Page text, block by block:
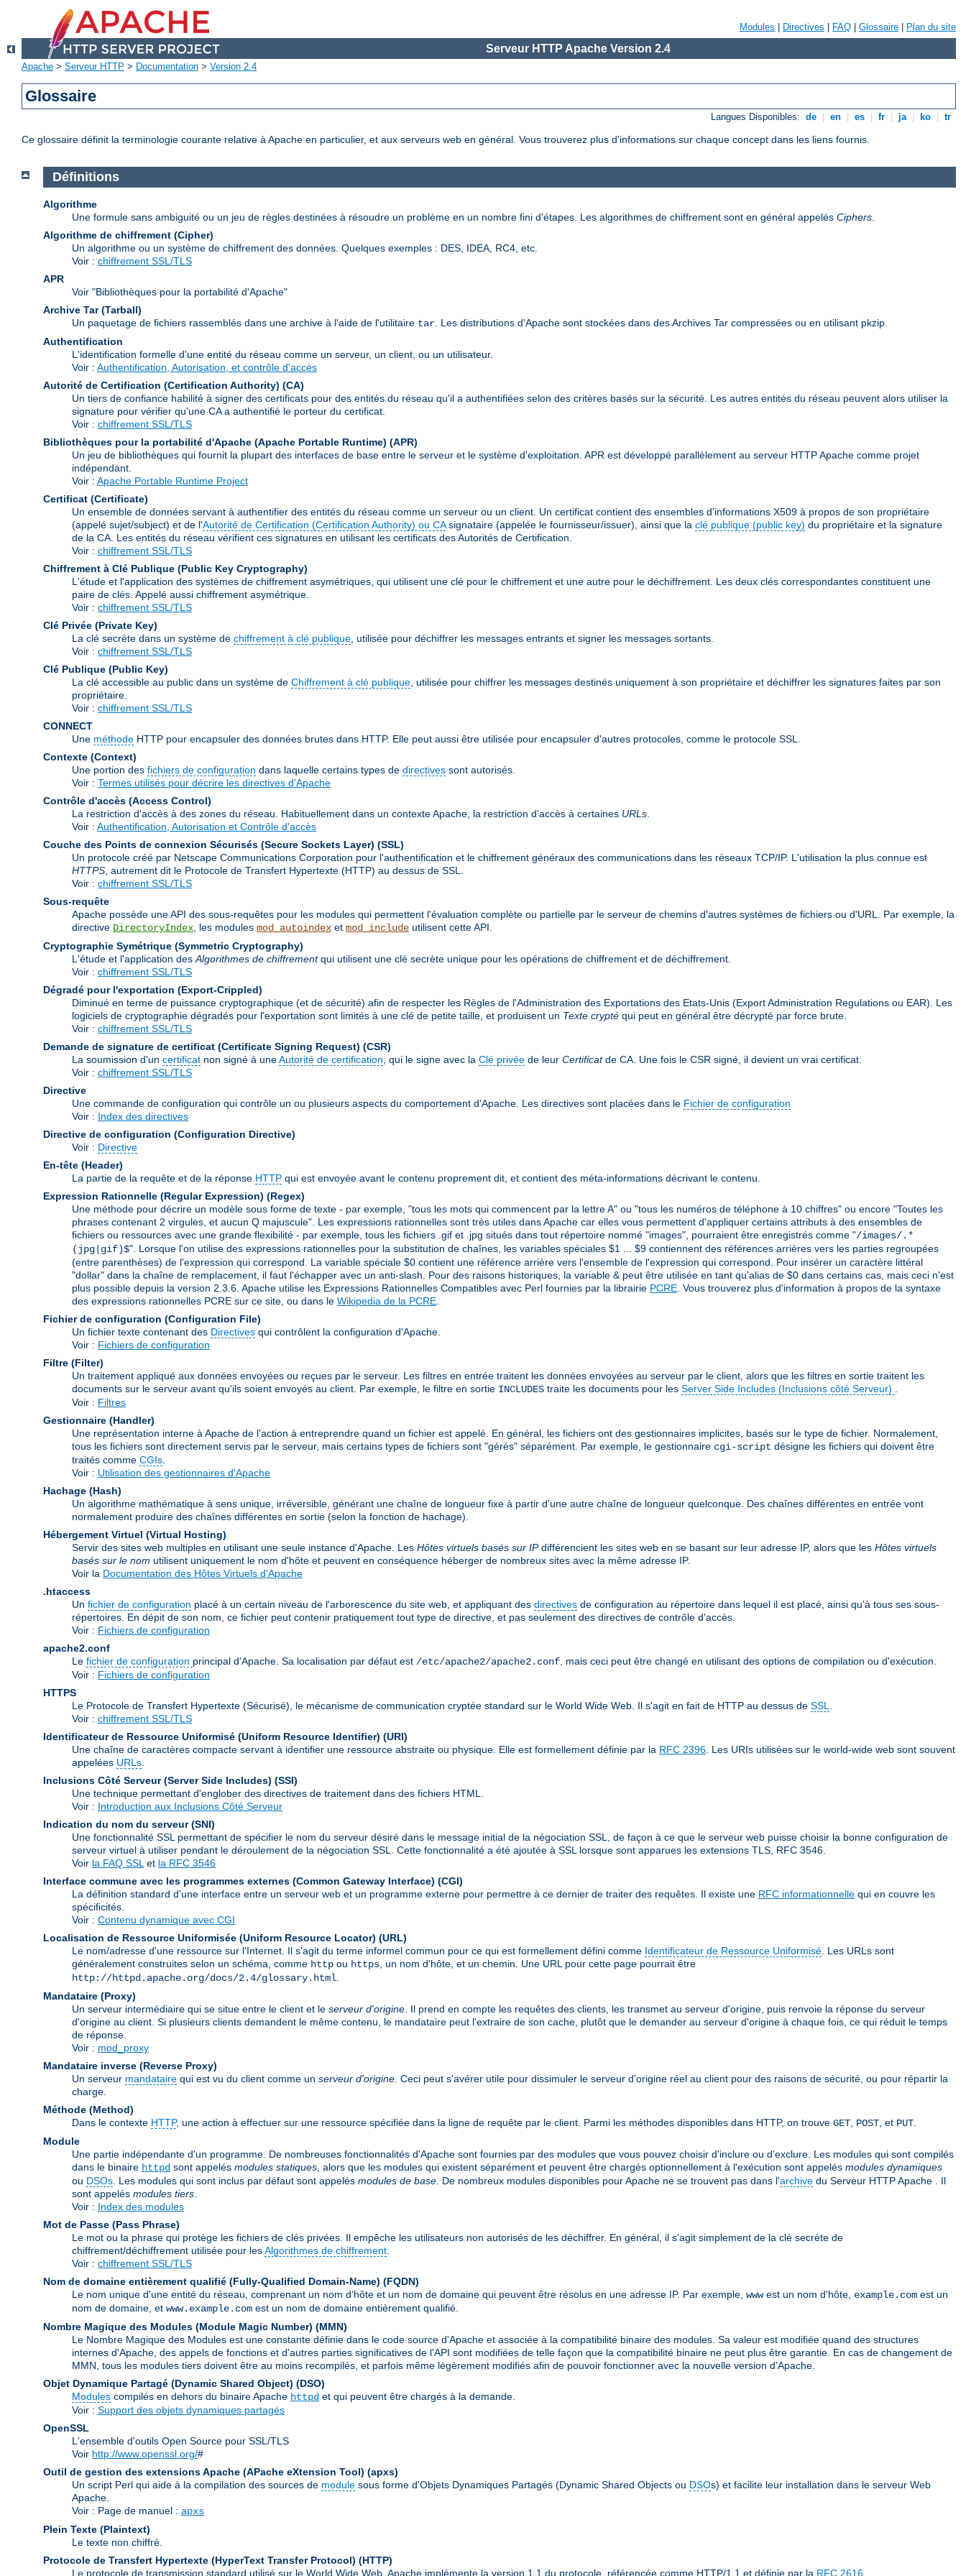
Modules Directives FAQ Glossaire Plan du site
Serveur HTTP Apache Version 2.4
Apache > Serveur HTTP > Documentation > Version 2.4
Glossaire
Langues Disponibles: de en es fr ja ko tr
Ce glossaire définit la terminologie courante relative à Apache en particulier, et aux serveurs web en général. Vous trouverez plus d'informations sur chaque concept dans les liens fournis.
Définitions
Algorithme
Une formule sans ambiguité ou un jeu de règles destinées à résoudre un problème en un nombre fini d'étapes. Les algorithmes de chiffrement sont en général appelés Ciphers
Algorithme de chiffrement (Cipher)
Un algorithme ou un système de chiffrement des données. Quelques exemples : DES, IDEA, RC4, etc.
Voir : chiffrement SSL/TLS
APR
Voir "Bibliothèques pour la portabilité d'Apache"
Archive Tar (Tarball)
Un paquetage de fichiers rassemblés dans une archive à l'aide de l'utilitaire tar . Les distributions d'Apache sont stockées dans des Archives Tar compressées ou en utilisant pkzip.
Authentification
L'identification formelle d'une entité du réseau comme un serveur, un client, ou un utilisateur.
Voir : Authentification, Autorisation, et contrôle d'accès
Autorité de Certification (Certification Authority) (CA)
Un tiers de confiance habilité à signer des certificats pour des entités du réseau qu'il a authentifiées selon des critères basés sur la sécurité. Les autres entités du réseau peuvent alors utiliser la
signature pour vérifier qu'une CA a authentifié le porteur du certificat.
Voir : chiffrement SSL/TLS
Bibliothèques pour la portabilité d'Apache (Apache Portable Runtime) (APR)
Un jeu de bibliothèques qui fournit la plupart des interfaces de base entre le serveur et le système d'exploitation. APR est développé parallèlement au serveur HTTP Apache comme projet
indépendant.
Voir : Apache Portable Runtime Project
Certificat (Certificate)
Un ensemble de données servant à authentifier des entités du réseau comme un serveur ou un client. Un certificat contient des ensembles d'informations X509 à propos de son propriétaire
(appelé sujet/subject) et de l'Autorité de Certification (Certification Authority) ou CAsignataire (appelée le fournisseur/issuer), ainsi que la clé publique (public key) du propriétaire et la signature
de la CA. Les entités du réseau vérifient ces signatures en utilisant les certificats des Autorités de Certification.
Voir : chiffrement SSL/TLS
Chiffrement à Clé Publique (Public Key Cryptography)
L'étude et l'application des systèmes de chiffrement asymétriques, qui utilisent une clé pour le chiffrement et une autre pour le déchiffrement. Les deux clés correspondantes constituent une
paire de clés. Appelé aussi chiffrement asymétrique.
Voir : chiffrement SSL/TLS
Clé Privée (Private Key)
La clé secrète dans un système de chiffrement à clé publique , utilisée pour déchiffrer les messages entrants et signer les messages sortants.
Voir : chiffrement SSL/TLS
Clé Publique (Public Key)
La clé accessible au public dans un système de Chiffrement à clé publique , utilisée pour chiffrer les messages destinés uniquement à son propriétaire et déchiffrer les signatures faites par son
propriétaire.
Voir : chiffrement SSL/TLS
CONNECT
Une méthode HTTP pour encapsuler des données brutes dans HTTP. Elle peut aussi être utilisée pour encapsuler d'autres protocoles, comme le protocole SSL.
Contexte (Context)
Une portion des fichiers de configuration dans laquelle certains types de directives sont autorisés.
Voir : Termes utilisés pour décrire les directives d'Apache
Contrôle d'accès (Access Control)
La restriction d'accès à des zones du réseau. Habituellement dans un contexte Apache, la restriction d'accès à certaines URLs
Voir : Authentification, Autorisation et Contrôle d'accès
Couche des Points de connexion Sécurisés (Secure Sockets Layer) (SSL)
Un protocole créé par Netscape Communications Corporation pour l'authentification et le chiffrement généraux des communications dans les réseaux TCP/IP. L'utilisation la plus connue est
HTTPS , autrement dit le Protocole de Transfert Hypertexte (HTTP) au dessus de SSL.
Voir : chiffrement SSL/TLS
Sous-requête
Apache possède une API des sous-requêtes pour les modules qui permettent l'évaluation complète ou partielle par le serveur de chemins d'autres systèmes de fichiers ou d'URL. Par exemple, la
directive DirectoryIndex , les modules mod_autoindex et mod_include utilisent cette API.
Cryptographie Symétrique (Symmetric Cryptography)
L'étude et l'application des Algorithmes de chiffrementqui utilisent une clé secrète unique pour les opérations de chiffrement et de déchiffrement.
Voir : chiffrement SSL/TLS
Dégradé pour l'exportation (Export-Crippled)
Diminué en terme de puissance cryptographique (et de sécurité) afin de respecter les Règles de l'Administration des Exportations des Etats-Unis (Export Administration Regulations ou EAR). Les
logiciels de cryptographie dégradés pour l'exportation sont limités à une clé de petite taille, et produisent un Texte crypté qui peut en général être décrypté par force brute.
Voir : chiffrement SSL/TLS
Demande de signature de certificat (Certificate Signing Request) (CSR)
La soumission d'un certificat non signé à uneAutorité de certification , qui le signe avec la Clé privée de leur Certificatde CA. Une fois le CSR signé, il devient un vrai certificat.
Voir : chiffrement SSL/TLS
Directive
Une commande de configuration qui contrôle un ou plusieurs aspects du comportement d'Apache. Les directives sont placées dans le Fichier de configuration
Voir : Index des directives
Directive de configuration (Configuration Directive)
Voir : Directive
En-tête (Header)
La partie de la requête et de la réponse HTTP qui est envoyée avant le contenu proprement dit, et contient des méta-informations décrivant le contenu.
Expression Rationnelle (Regular Expression) (Regex)
Une méthode pour décrire un modèle sous forme de texte - par exemple, "tous les mots qui commencent par la lettre A" ou "tous les numéros de téléphone à 10 chiffres" ou encore "Toutes les
phrases contenant 2 virgules, et aucun Q majuscule". Les expressions rationnelles sont très utiles dans Apache car elles vous permettent d'appliquer certains attributs à des ensembles de
fichiers ou ressources avec une grande flexibilité - par exemple, tous les fichiers .gif et .jpg situés dans tout répertoire nommé "images", pourraient être enregistrés comme "/images/.*
(jpg|gif)$". Lorsque l'on utilise des expressions rationnelles pour la substitution de chaînes, les variables spéciales $1 ... $9 contiennent des références arrières vers les parties regroupées
(entre parenthèses) de l'expression qui correspond. La variable spéciale $0 contient une référence arrière vers l'ensemble de l'expression qui correspond. Pour insérer un caractère littéral
"dollar" dans la chaîne de remplacement, il faut l'échapper avec un anti-slash. Pour des raisons historiques, la variable & peut être utilisée en tant qu'alias de $0 dans certains cas, mais ceci n'est
plus possible depuis la version 2.3.6. Apache utilise les Expressions Rationnelles Compatibles avec Perl fournies par la librairie PCRE . Vous trouverez plus d'information à propos de la syntaxe
des expressions rationnelles PCRE sur ce site, ou dans le Wikipedia de la PCRE
Fichier de configuration (Configuration File)
Un fichier texte contenant des Directives qui contrôlent la configuration d'Apache.
Voir : Fichiers de configuration
Filtre (Filter)
Un traitement appliqué aux données envoyées ou reçues par le serveur. Les filtres en entrée traitent les données envoyées au serveur par le client, alors que les filtres en sortie traitent les
documents sur le serveur avant qu'ils soient envoyés au client. Par exemple, le filtre en sortie INCLUDES traite les documents pour les Server Side Includes (Inclusions côté Serveur)
Voir : Filtres
Gestionnaire (Handler)
Une représentation interne à Apache de l'action à entreprendre quand un fichier est appelé. En général, les fichiers ont des gestionnaires implicites, basés sur le type de fichier. Normalement,
tous les fichiers sont directement servis par le serveur, mais certains types de fichiers sont "gérés" séparément. Par exemple, le gestionnaire cgi-script désigne les fichiers qui doivent être
traités comme CGIs
Voir : Utilisation des gestionnaires d'Apache
Hachage (Hash)
Un algorithme mathématique à sens unique, irréversible, générant une chaîne de longueur fixe à partir d'une autre chaîne de longueur quelconque. Des chaînes différentes en entrée vont
normalement produire des chaînes différentes en sortie (selon la fonction de hachage).
Hébergement Virtuel (Virtual Hosting)
Servir des sites web multiples en utilisant une seule instance d'Apache. Les Hôtes virtuels basés sur IPdifférencient les sites web en se basant sur leur adresse IP, alors que les Hôtes virtuels
basés sur le nom utilisent uniquement le nom d'hôte et peuvent en conséquence héberger de nombreux sites avec la même adresse IP.
Voir la Documentation des Hôtes Virtuels d'Apache
.htaccess
Un fichier de configuration placé à un certain niveau de l'arborescence du site web, et appliquant des directives de configuration au répertoire dans lequel il est placé, ainsi qu'à tous ses sous-
répertoires. En dépit de son nom, ce fichier peut contenir pratiquement tout type de directive, et pas seulement des directives de contrôle d'accès.
Voir : Fichiers de configuration
apache2.conf
Le fichier de configuration principal d'Apache. Sa localisation par défaut est /etc/apache2/apache2.conf , mais ceci peut être changé en utilisant des options de compilation ou d'exécution.
Voir : Fichiers de configuration
HTTPS
Le Protocole de Transfert Hypertexte (Sécurisé), le mécanisme de communication cryptée standard sur le World Wide Web. Il s'agit en fait de HTTP au dessus de SSL
Voir : chiffrement SSL/TLS
Identificateur de Ressource Uniformisé (Uniform Resource Identifier) (URI)
Une chaîne de caractères compacte servant à identifier une ressource abstraite ou physique. Elle est formellement définie par la RFC 2396 . Les URIs utilisées sur le world-wide web sont souvent
appelées URLs
Inclusions Côté Serveur (Server Side Includes) (SSI)
Une technique permettant d'englober des directives de traitement dans des fichiers HTML.
Voir : Introduction aux Inclusions Côté Serveur
Indication du nom du serveur (SNI)
Une fonctionnalité SSL permettant de spécifier le nom du serveur désiré dans le message initial de la négociation SSL, de façon à ce que le serveur web puisse choisir la bonne configuration de
serveur virtuel à utiliser pendant le déroulement de la négociation SSL. Cette fonctionnalité a été ajoutée à SSL lorsque sont apparues les extensions TLS, RFC 3546.
Voir la FAQ SSL et la RFC 3546
Interface commune avec les programmes externes (Common Gateway Interface) (CGI)
La définition standard d'une interface entre un serveur web et un programme externe pour permettre à ce dernier de traiter des requêtes. Il existe une RFC informationnelle qui en couvre les
spécificités.
Voir : Contenu dynamique avec CGI
Localisation de Ressource Uniformisée (Uniform Resource Locator) (URL)
Le nom/adresse d'une ressource sur l'Internet. Il s'agit du terme informel commun pour ce qui est formellement défini comme Identificateur de Ressource Uniformisé . Les URLs sont
généralement construites selon un schéma, comme http ou https , un nom d'hôte, et un chemin. Une URL pour cette page pourrait être
http://httpd.apache.org/docs/2.4/glossary.html
Mandataire (Proxy)
Un serveur intermédiaire qui se situe entre le client et le serveur d'origine . Il prend en compte les requêtes des clients, les transmet au serveur d'origine, puis renvoie la réponse du serveur
d'origine au client. Si plusieurs clients demandent le même contenu, le mandataire peut l'extraire de son cache, plutôt que le demander au serveur d'origine à chaque fois, ce qui réduit le temps
de réponse.
Voir : mod_proxy
Mandataire inverse (Reverse Proxy)
Un serveur mandataire qui est vu du client comme un serveur d'origine . Ceci peut s'avérer utile pour dissimuler le serveur d'origine réel au client pour des raisons de sécurité, ou pour répartir la
charge.
Méthode (Method)
Dans le contexte HTTP, une action à effectuer sur une ressource spécifiée dans la ligne de requête par le client. Parmi les méthodes disponibles dans HTTP, on trouve GET POST , et PUT
Module
Une partie indépendante d'un programme. De nombreuses fonctionnalités d'Apache sont fournies par des modules que vous pouvez choisir d'inclure ou d'exclure. Les modules qui sont compilés
dans le binaire httpd sont appelés modules statiques , alors que les modules qui existent séparément et peuvent être chargés optionnellement à l'exécution sont appelés modules dynamiques
ou DSOs . Les modules qui sont inclus par défaut sont appelés modules de base . De nombreux modules disponibles pour Apache ne se trouvent pas dans l'archive du Serveur HTTP Apache . Il
sont appelés modules tiers
Voir : Index des modules
Mot de Passe (Pass Phrase)
Le mot ou la phrase qui protège les fichiers de clés privées. Il empêche les utilisateurs non autorisés de les déchiffrer. En général, il s'agit simplement de la clé secrète de
chiffrement/déchiffrement utilisée pour lesAlgorithmes de chiffrement
Voir : chiffrement SSL/TLS
Nom de domaine entièrement qualifié (Fully-Qualified Domain-Name) (FQDN)
Le nom unique d'une entité du réseau, comprenant un nom d'hôte et un nom de domaine qui peuvent être résolus en une adresse IP. Par exemple, wwwest un nom d'hôte, example.com est un
nom de domaine, et www.example.com est un nom de domaine entièrement qualifié.
Nombre Magique des Modules (Module Magic Number) (MMN)
Le Nombre Magique des Modules est une constante définie dans le code source d'Apache et associée à la compatibilité binaire des modules. Sa valeur est modifiée quand des structures
internes d'Apache, des appels de fonctions et d'autres parties significatives de l'API sont modifiées de telle façon que la compatibilité binaire ne peut plus être garantie. En cas de changement de
MMN, tous les modules tiers doivent être au moins recompilés, et parfois même légèrement modifiés afin de pouvoir fonctionner avec la nouvelle version d'Apache.
Objet Dynamique Partagé (Dynamic Shared Object) (DSO)
Modules compilés en dehors du binaire Apache httpd et qui peuvent être chargés à la demande.
Voir : Support des objets dynamiques partagés
OpenSSL
L'ensemble d'outils Open Source pour SSL/TLS
Voir http://www.openssl.org/#
Outil de gestion des extensions Apache (APache eXtension Tool) (apxs)
Un script Perl qui aide à la compilation des sources de module sous forme d'Objets Dynamiques Partagés (Dynamic Shared Objects ou DSOs) et facilite leur installation dans le serveur Web
Apache.
Voir : Page de manuel : apxs
Plein Texte (Plaintext)
Le texte non chiffré.
Protocole de Transfert Hypertexte (HyperText Transfer Protocol) (HTTP)
Le protocole de transmission standard utilisé sur le World Wide Web. Apache implémente la version 1.1 du protocole, référencée comme HTTP/1.1 et définie par la RFC 2616